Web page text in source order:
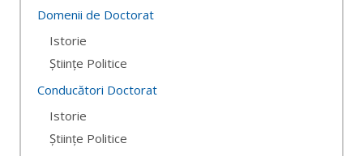
Domenii de Doctorat
Istorie
Științe Politice
Conducători Doctorat
Istorie
Științe Politice